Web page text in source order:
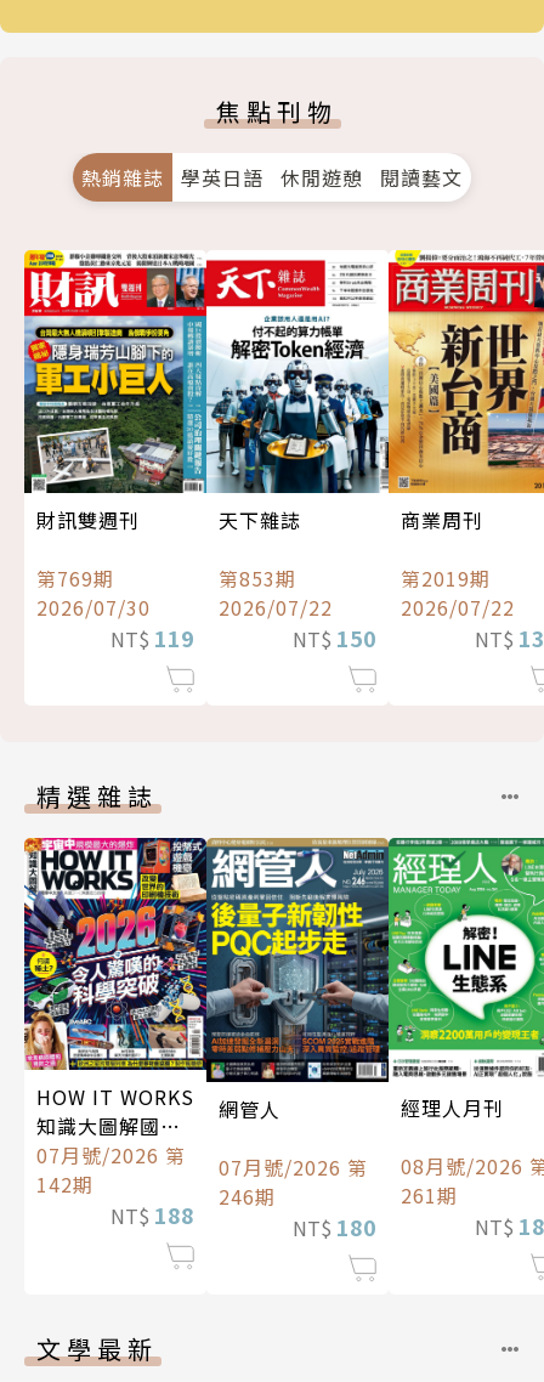
焦點刊物
熱銷雜誌 學英日語 休閒遊憩 閱讀藝文
財訊雙週刊
第769期
2026/07/30
NT$ 119
天下雜誌
第853期
2026/07/22
NT$ 150
商業周刊
第2019期
2026/07/22
NT$
精選雜誌
HOW IT WORKS
知識大圖解國際
中文版
07月號/2026 第
142期
NT$ 188
網管人
07月號/2026 第
246期
NT$ 180
經理人月刊
08月號/2026
261期
NT$
文學最新